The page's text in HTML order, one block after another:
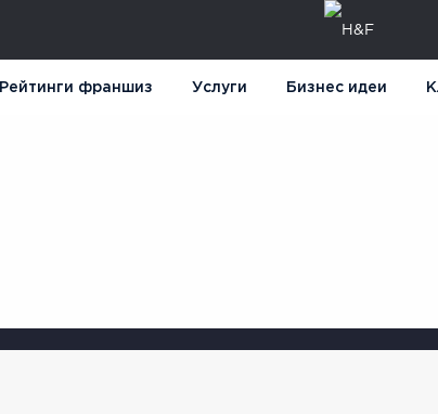
Рейтинги франшиз Услуги Бизнес идеи